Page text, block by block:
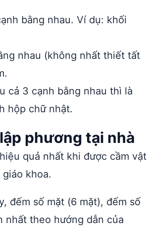
bằng nhau. Ví dụ: khối
nhau (không nhất thiết tất
cả 3 cạnh bằng nhau thì là
hộp chữ nhật.
phương tại nhà
quả nhất khi được cầm vật
khoa.
đếm số mặt (6 mặt), đếm số
nhất theo hướng dẫn của